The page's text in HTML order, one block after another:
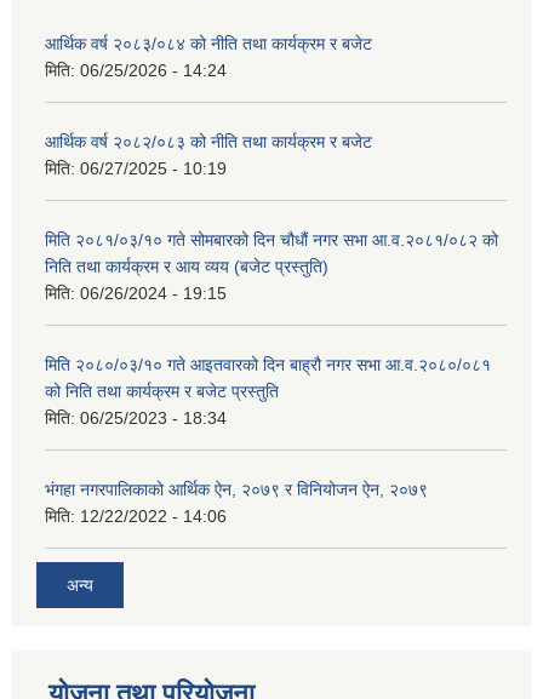
आर्थिक वर्ष २०८३/०८४ को नीति तथा कार्यक्रम र बजेट
मिति: 06/25/2026 - 14:24
आर्थिक वर्ष २०८२/०८३ को नीति तथा कार्यक्रम र बजेट
मिति: 06/27/2025 - 10:19
मिति २०८१/०३/१० गते सोमबारको दिन चौधौं नगर सभा आ.व.२०८१/०८२ को
निति तथा कार्यक्रम र आय व्यय (बजेट प्रस्तुति)
मिति: 06/26/2024 - 19:15
मिति २०८०/०३/१० गते आइतवारको दिन बाह्रौ नगर सभा आ.व.२०८०/०८१
को निति तथा कार्यक्रम र बजेट प्रस्तुति
मिति: 06/25/2023 - 18:34
भंगहा नगरपालिकाको आर्थिक ऐन, २०७९ र विनियोजन ऐन, २०७९
मिति: 12/22/2022 - 14:06
अन्य
योजना तथा परियोजना